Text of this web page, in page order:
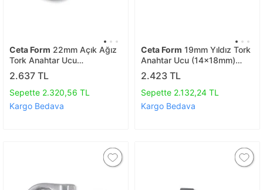
Ceta Form 22mm Açık Ağız
Tork Anahtar Ucu
(14x18mm) D02e-oe1422
2.637 TL
Sepette 2.320,56 TL
Kargo Bedava
Ceta Form 19mm Yıldız Tork
Anahtar Ucu (14x18mm)
D02e-re1419
2.423 TL
Sepette 2.132,24 TL
Kargo Bedava